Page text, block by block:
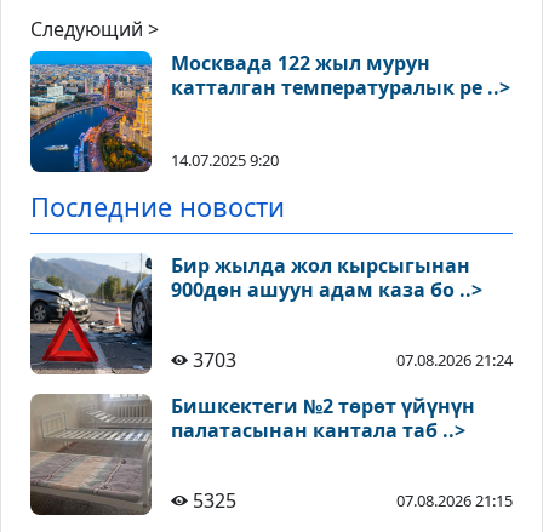
Следующий >
Москвада 122 жыл мурун
катталган температуралык ре ..>
14.07.2025 9:20
Последние новости
Бир жылда жол кырсыгынан
900дөн ашуун адам каза бо ..>
3703 07.08.2026 21:24
Бишкектеги №2 төрөт үйүнүн
палатасынан кантала таб ..>
5325 07.08.2026 21:15